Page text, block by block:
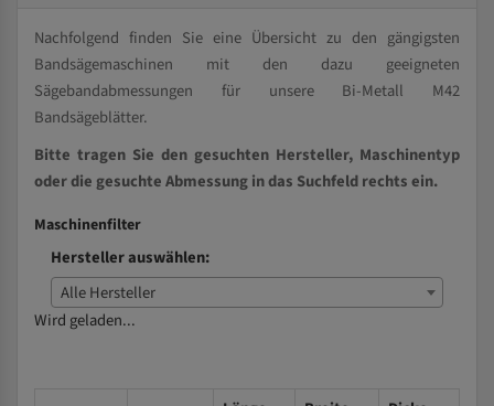
Nachfolgend finden Sie eine Übersicht zu den gängigsten
Bandsägemaschinen mit den dazu geeigneten
Sägebandabmessungen für unsere Bi-Metall M42
Bandsägeblätter.
Bitte tragen Sie den gesuchten Hersteller, Maschinentyp
oder die gesuchte Abmessung in das Suchfeld rechts ein.
Maschinenfilter
Hersteller auswählen:
Alle Hersteller
Wird geladen...